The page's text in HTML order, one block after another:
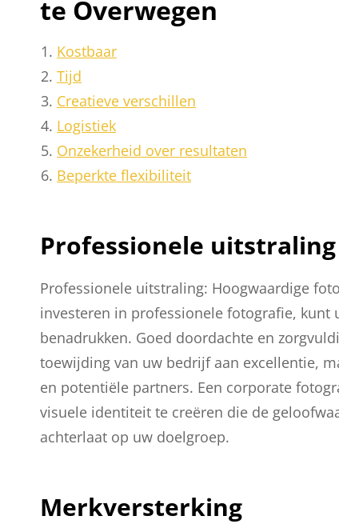
te Overwegen
Kostbaar
Tijd
Creatieve verschillen
Logistiek
Onzekerheid over resultaten
Beperkte flexibiliteit
Professionele uitstraling
Professionele uitstraling: Hoogwaardige
investeren in professionele fotografie,
benadrukken. Goed doordachte en
toewijding van uw bedrijf aan excellentie,
en potentiële partners. Een corporate
visuele identiteit te creëren die de
achterlaat op uw doelgroep.
Merkversterking